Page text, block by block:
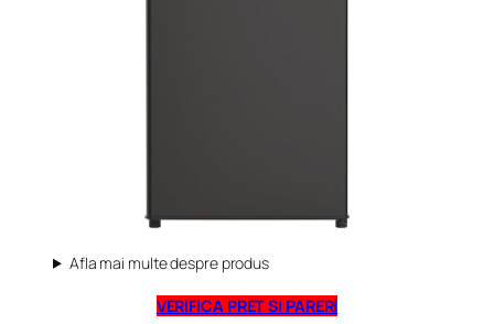
Afla mai multe despre produs
VERIFICA PRET SI PARERI